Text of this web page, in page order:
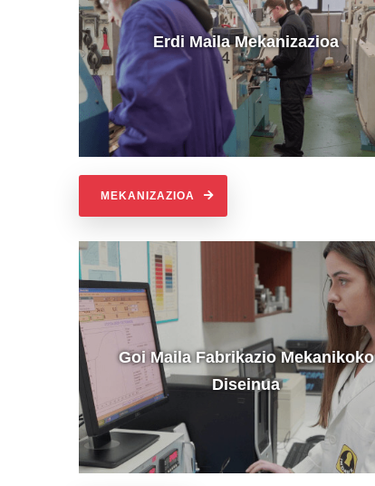
Erdi Maila Mekanizazioa
MEKANIZAZIOA
Goi Maila Fabrikazio Mekanikoko
Diseinua